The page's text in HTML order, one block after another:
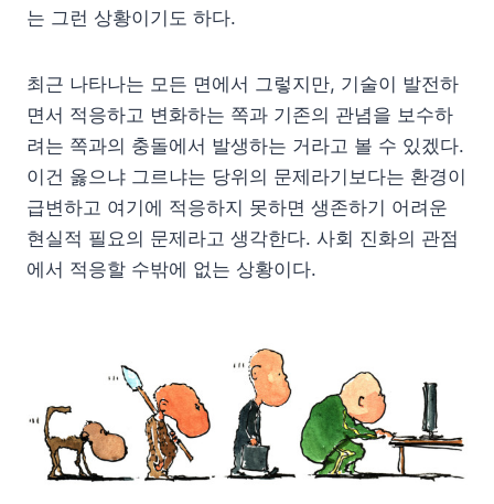
는 그런 상황이기도 하다.
최근 나타나는 모든 면에서 그렇지만, 기술이 발전하
면서 적응하고 변화하는 쪽과 기존의 관념을 보수하
려는 쪽과의 충돌에서 발생하는 거라고 볼 수 있겠다.
이건 옳으냐 그르냐는 당위의 문제라기보다는 환경이
급변하고 여기에 적응하지 못하면 생존하기 어려운
현실적 필요의 문제라고 생각한다. 사회 진화의 관점
에서 적응할 수밖에 없는 상황이다.